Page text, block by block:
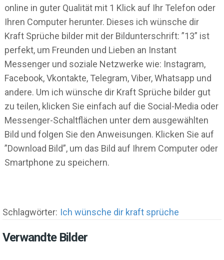
online in guter Qualität mit 1 Klick auf Ihr Telefon oder
Ihren Computer herunter. Dieses ich wünsche dir
Kraft Sprüche bilder mit der Bildunterschrift: ”13” ist
perfekt, um Freunden und Lieben an Instant
Messenger und soziale Netzwerke wie: Instagram,
Facebook, Vkontakte, Telegram, Viber, Whatsapp und
andere. Um ich wünsche dir Kraft Sprüche bilder gut
zu teilen, klicken Sie einfach auf die Social-Media oder
Messenger-Schaltflächen unter dem ausgewählten
Bild und folgen Sie den Anweisungen. Klicken Sie auf
”Download Bild”, um das Bild auf Ihrem Computer oder
Smartphone zu speichern.
Schlagwörter: Ich wünsche dir kraft sprüche
Verwandte Bilder